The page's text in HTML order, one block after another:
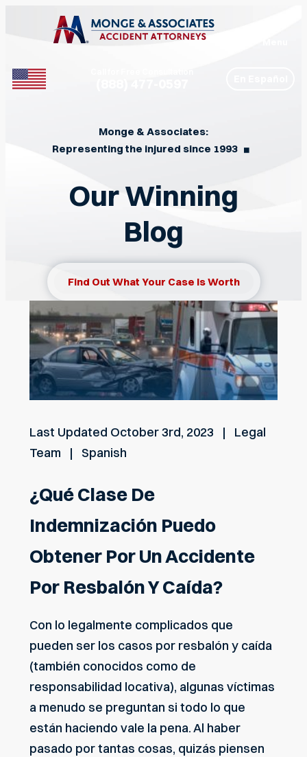
Monge & Associates:
Representing the injured since 1993
◼︎
Our Winning
Blog
Find Out What Your Case Is Worth
Last Updated October 3rd, 2023
Legal
Team
Spanish
¿Qué Clase De
Indemnización Puedo
Obtener Por Un Accidente
Por Resbalón Y Caída?
Con lo legalmente complicados que
pueden ser los casos por resbalón y caída
(también conocidos como de
responsabilidad locativa), algunas víctimas
a menudo se preguntan si todo lo que
están haciendo vale la pena. Al haber
pasado por tantas cosas, quizás piensen